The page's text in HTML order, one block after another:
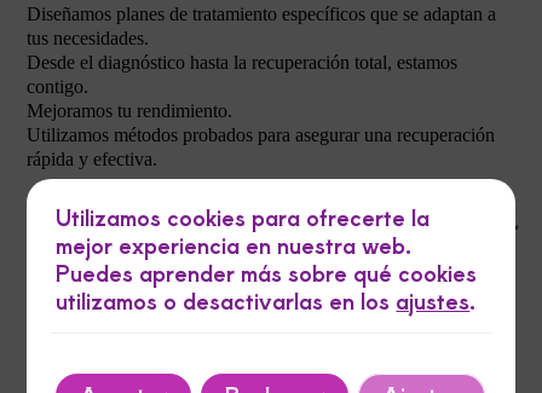
Diseñamos planes de tratamiento específicos que se adaptan a
tus necesidades.
Desde el diagnóstico hasta la recuperación total, estamos
contigo.
Mejoramos tu rendimiento.
Utilizamos métodos probados para asegurar una recuperación
rápida y efectiva.
La fisioterapia es esencial para prevenir
lesiones en atletas de todos los niveles.
Confía en nuestro equipo para una atención personalizada y
Utilizamos cookies para ofrecerte la
mejor experiencia en nuestra web.
Puedes aprender más sobre qué cookies
utilizamos o desactivarlas en los ajustes.